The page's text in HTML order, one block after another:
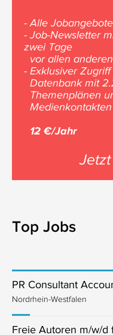
- Alle
- Job-Newsletter
zwei Tage
vor allen
- Exklusiver
Datenbank mit
Themenplänen
Medienkontakten
12 €/Jahr
Top Jobs
PR Consultant
Nordrhein-Westfalen
Freie Autoren m/w/d